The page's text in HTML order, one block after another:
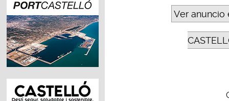
Ver anuncio